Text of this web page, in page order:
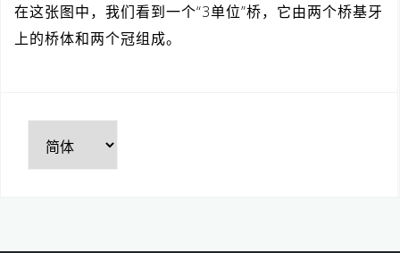
在这张图中，我们看到一个“3单位”桥，它由两个桥基牙
上的桥体和两个冠组成。